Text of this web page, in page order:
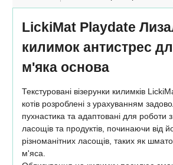
LickiMat Playdate
килимок антистрес
м'яка основа
Текстуровані візерунки килимків
котів розроблені з урахуванням
пухнастика та адаптовані для роботи
ласощів та продуктів, починаючи від
різноманітних ласощів, таких як
м'яса.